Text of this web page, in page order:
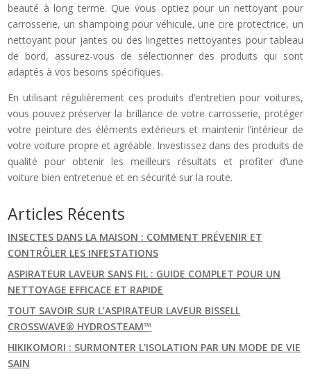
beauté à long terme. Que vous optiez pour un nettoyant pour
carrosserie, un shampoing pour véhicule, une cire protectrice, un
nettoyant pour jantes ou des lingettes nettoyantes pour tableau
de bord, assurez-vous de sélectionner des produits qui sont
adaptés à vos besoins spécifiques.
En utilisant régulièrement ces produits d’entretien pour voitures,
vous pouvez préserver la brillance de votre carrosserie, protéger
votre peinture des éléments extérieurs et maintenir l’intérieur de
votre voiture propre et agréable. Investissez dans des produits de
qualité pour obtenir les meilleurs résultats et profiter d’une
voiture bien entretenue et en sécurité sur la route.
Articles Récents
INSECTES DANS LA MAISON : COMMENT PRÉVENIR ET
CONTRÔLER LES INFESTATIONS
ASPIRATEUR LAVEUR SANS FIL : GUIDE COMPLET POUR UN
NETTOYAGE EFFICACE ET RAPIDE
TOUT SAVOIR SUR L’ASPIRATEUR LAVEUR BISSELL
CROSSWAVE® HYDROSTEAM™
HIKIKOMORI : SURMONTER L’ISOLATION PAR UN MODE DE VIE
SAIN